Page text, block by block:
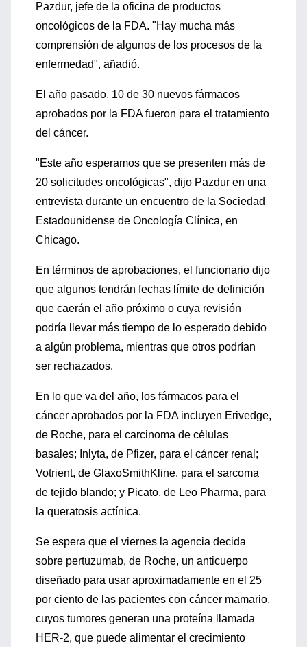
Pazdur, jefe de la oficina de productos
oncológicos de la FDA. "Hay mucha más
comprensión de algunos de los procesos de la
enfermedad", añadió.
El año pasado, 10 de 30 nuevos fármacos
aprobados por la FDA fueron para el tratamiento
del cáncer.
"Este año esperamos que se presenten más de
20 solicitudes oncológicas", dijo Pazdur en una
entrevista durante un encuentro de la Sociedad
Estadounidense de Oncología Clínica, en
Chicago.
En términos de aprobaciones, el funcionario dijo
que algunos tendrán fechas límite de definición
que caerán el año próximo o cuya revisión
podría llevar más tiempo de lo esperado debido
a algún problema, mientras que otros podrían
ser rechazados.
En lo que va del año, los fármacos para el
cáncer aprobados por la FDA incluyen Erivedge,
de Roche, para el carcinoma de células
basales; Inlyta, de Pfizer, para el cáncer renal;
Votrient, de GlaxoSmithKline, para el sarcoma
de tejido blando; y Picato, de Leo Pharma, para
la queratosis actínica.
Se espera que el viernes la agencia decida
sobre pertuzumab, de Roche, un anticuerpo
diseñado para usar aproximadamente en el 25
por ciento de las pacientes con cáncer mamario,
cuyos tumores generan una proteína llamada
HER-2, que puede alimentar el crecimiento